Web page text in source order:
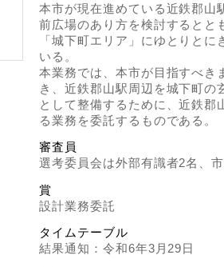
本市が現在進めている近鉄郡山
前広場のあり方を検討するとと
「城下町エリア」にゆとりと
いる。
本業務では、本市が目指すべき
き、近鉄郡山駅周辺を城下町
として整備するために、近鉄
る業務を委託するものである。
審査員
選考委員会は外部有識者2名、
賞
設計業務委託
タイムテーブル
結果通知：令和6年3月29日